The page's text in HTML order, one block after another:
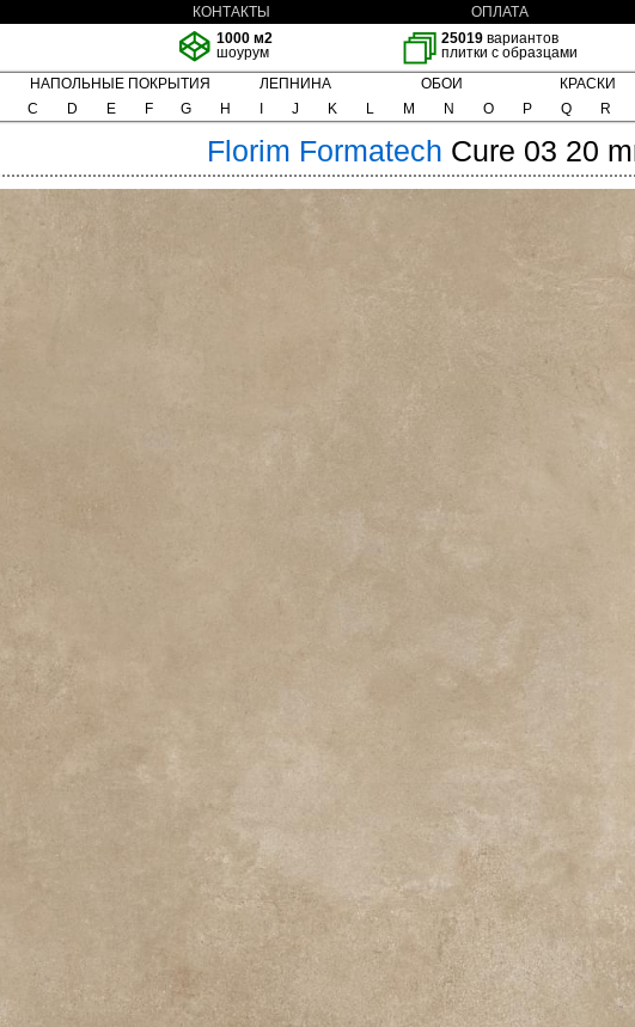
КОНТАКТЫ ОПЛАТА
1000 м2
шоурум
25019 вариантов
плитки с образцами
НАПОЛЬНЫЕ ПОКРЫТИЯ ЛЕПНИНА ОБОИ КРАСКИ
C D E F G H J K L M N O P Q R
Florim Formatech Cure 03 20